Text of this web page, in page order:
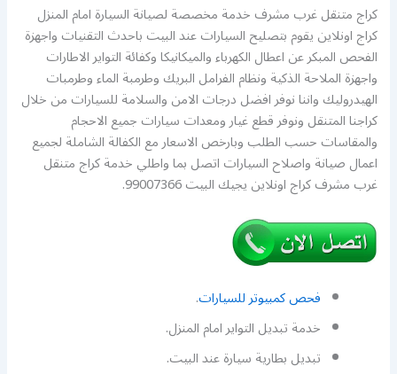
كراج متنقل غرب مشرف خدمة مخصصة لصيانة السيارة امام المنزل
كراج اونلاين يقوم بتصليح السيارات عند البيت باحدث التقنيات واجهزة
الفحص المبكر عن اعطال الكهرباء والميكانيكا وكفائة التواير الاطارات
واجهزة الملاحة الذكية ونظام الفرامل البريك وطرمبة الماء وطرمبات
الهيدروليك واننا نوفر افضل درجات الامن والسلامة للسيارات من خلال
كراجنا المتنقل ونوفر قطع غيار ومعدات سيارات جميع الاحجام
والمقاسات حسب الطلب وبارخص الاسعار مع الكفالة الشاملة لجميع
اعمال صيانة واصلاح السيارات اتصل بما واطلي خدمة كراج متنقل
غرب مشرف كراج اونلاين يجيك البيت 99007366.
فحص كمبيوتر للسيارات.
خدمة تبديل التواير امام المنزل.
تبديل بطارية سيارة عند البيت.